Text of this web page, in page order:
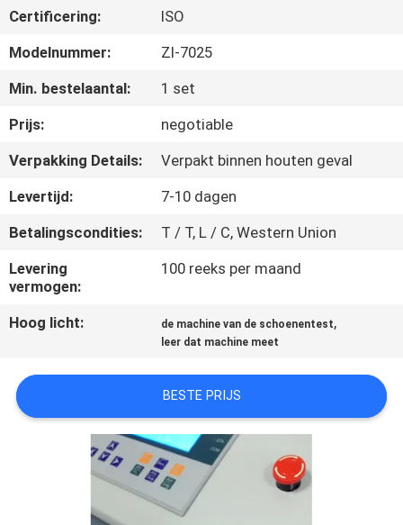
FABRIEKSREIS
KWALITEITSCONTROLE
CONTACTEER
ONS
NIEUWS
VERZOEK
OM EEN
VR
SITEMAP
Certificering:
ISO
Modelnummer:
Zl-7025
Min. bestelaantal:
1 set
Prijs:
negotiable
Verpakking Details:
Verpakt binnen houten geval
Levertijd:
7-10 dagen
Betalingscondities:
T / T, L / C, Western Union
Levering
vermogen:
100 reeks per maand
Hoog licht: de machine van de schoenentest,
leer dat machine meet
BESTE PRIJS